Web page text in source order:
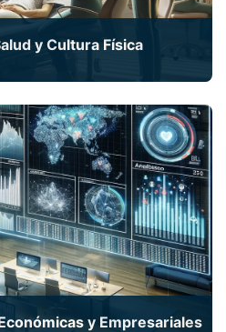
y Cultura Física
mundo de la salud con
especializadas.
y Empresariales